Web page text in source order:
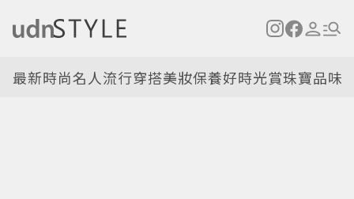
最新時尚名人流行穿搭美妝保養好時光賞珠寶品味